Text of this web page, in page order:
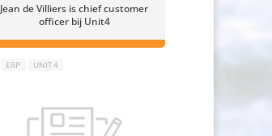
Jean de Villiers is chief customer
officer bij Unit4
ERP UNIT4